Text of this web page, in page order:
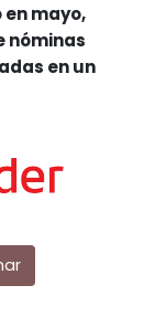
mayo,
nóminas
en un